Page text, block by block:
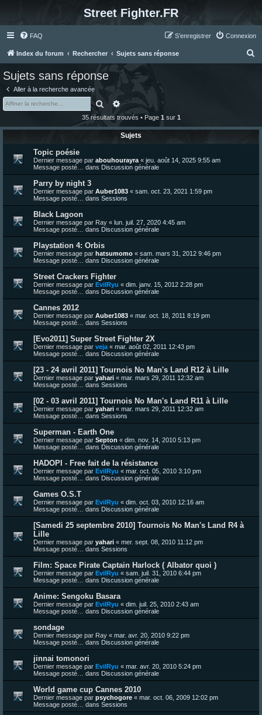
Street Fighter.FR
FAQ Connexion
S’enregistrer
Index du forum Rechercher Sujets sans réponse
Sujets sans réponse
Aller à la recherche avancée
RechercherRecherche avancée
35 résultats trouvés • Page 1 sur 1
Sujets
Topic poésie
Dernier message par abouhourayra « jeu. août 14, 2025 9:55 am
Message posté… dans Discussion générale
Parry by night 3
Dernier message par Auber1083 « sam. oct. 23, 2021 1:59 pm
Message posté… dans Sessions
Black Lagoon
Dernier message par Ray « lun. juil. 27, 2020 4:45 am
Message posté… dans Discussion générale
Playstation 4: Orbis
Dernier message par hatsumomo « sam. mars 31, 2012 9:46 pm
Message posté… dans Discussion générale
Street Crackers Fighter
Dernier message par EvilRyu « dim. janv. 15, 2012 2:28 pm
Message posté… dans Discussion générale
Cannes 2012
Dernier message par Auber1083 « mar. oct. 18, 2011 8:19 pm
Message posté… dans Sessions
[Evo2011] Super Street Fighter 2X
Dernier message par veja « mar. août 02, 2011 12:43 pm
Message posté… dans Discussion générale
[23 - 24 avril 2011] Tournois No Man's Land R12 à Lille
Dernier message par yahari « mar. mars 29, 2011 12:32 am
Message posté… dans Sessions
[02 - 03 avril 2011] Tournois No Man's Land R11 à Lille
Dernier message par yahari « mar. mars 29, 2011 12:32 am
Message posté… dans Sessions
Superman - Earth One
Dernier message par Septon « dim. nov. 14, 2010 5:13 pm
Message posté… dans Discussion générale
HADOPI - Free fait de la résistance
Dernier message par EvilRyu « mar. oct. 05, 2010 3:10 pm
Message posté… dans Discussion générale
Games O.S.T
Dernier message par EvilRyu « dim. oct. 03, 2010 12:16 am
Message posté… dans Discussion générale
[Samedi 25 septembre 2010] Tournois No Man's Land R4 à
Lille
Dernier message par yahari « mer. sept. 08, 2010 11:12 pm
Message posté… dans Sessions
Film: Space Pirate Captain Harlock ( Albator quoi )
Dernier message par EvilRyu « sam. juil. 31, 2010 6:44 pm
Message posté… dans Discussion générale
Anime: Sengoku Basara
Dernier message par EvilRyu « dim. juil. 25, 2010 2:43 am
Message posté… dans Discussion générale
sondage
Dernier message par Ray « mar. avr. 20, 2010 9:22 pm
Message posté… dans Discussion générale
jinnai tomonori
Dernier message par EvilRyu « mar. avr. 20, 2010 5:24 pm
Message posté… dans Discussion générale
World game cup Cannes 2010
Dernier message par psychogore « mar. oct. 06, 2009 12:02 pm
Message posté… dans Sessions